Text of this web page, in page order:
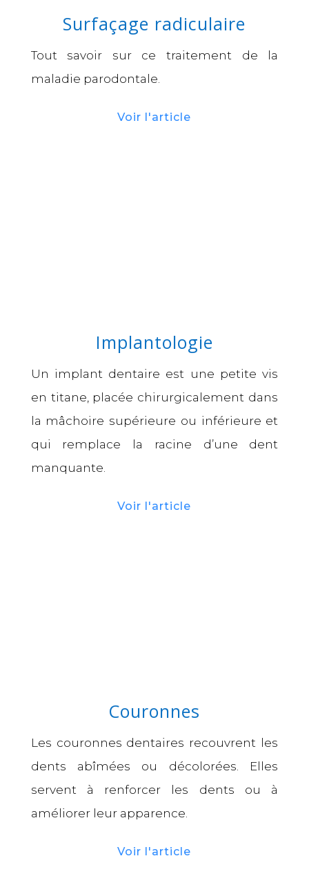
Surfaçage radiculaire
Tout savoir sur ce traitement de la
maladie parodontale.
Voir l'article
Implantologie
Un implant dentaire est une petite vis
en titane, placée chirurgicalement dans
la mâchoire supérieure ou inférieure et
qui remplace la racine d’une dent
manquante.
Voir l'article
Couronnes
Les couronnes dentaires recouvrent les
dents abîmées ou décolorées. Elles
servent à renforcer les dents ou à
améliorer leur apparence.
Voir l'article